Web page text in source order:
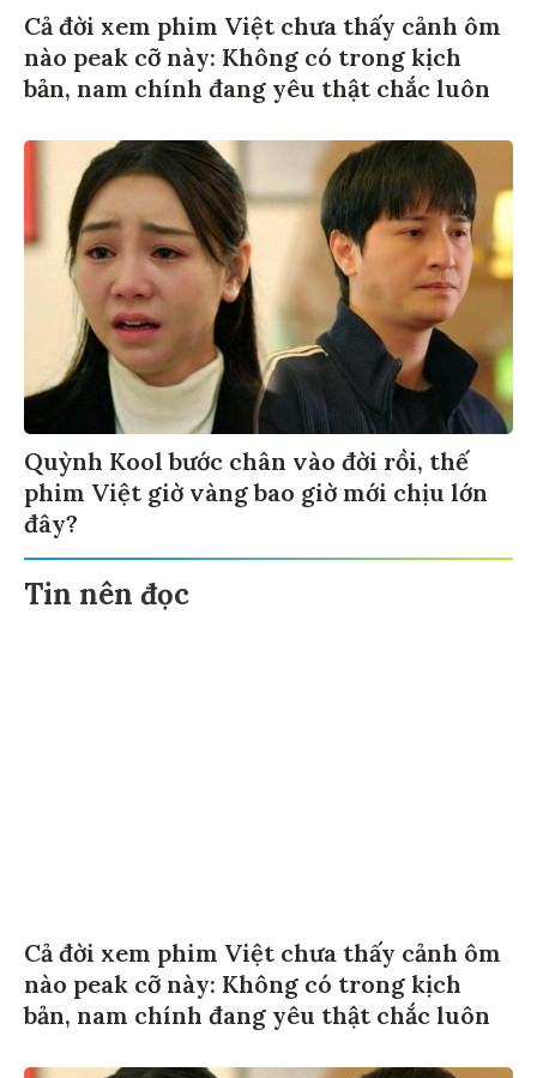
Cả đời xem phim Việt chưa thấy cảnh ôm
nào peak cỡ này: Không có trong kịch
bản, nam chính đang yêu thật chắc luôn
Quỳnh Kool bước chân vào đời rồi, thế
phim Việt giờ vàng bao giờ mới chịu lớn
đây?
Tin nên đọc
Cả đời xem phim Việt chưa thấy cảnh ôm
nào peak cỡ này: Không có trong kịch
bản, nam chính đang yêu thật chắc luôn